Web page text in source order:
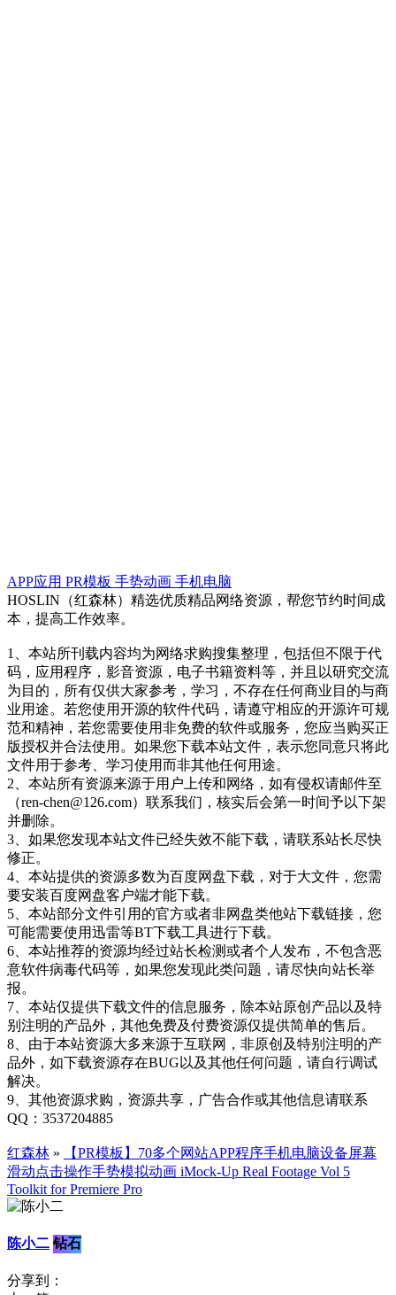
APP应用 PR模板 手势动画 手机电脑
HOSLIN（红森林）精选优质精品网络资源，帮您节约时间成
本，提高工作效率。
1、本站所刊载内容均为网络求购搜集整理，包括但不限于代
码，应用程序，影音资源，电子书籍资料等，并且以研究交流
为目的，所有仅供大家参考，学习，不存在任何商业目的与商
业用途。若您使用开源的软件代码，请遵守相应的开源许可规
范和精神，若您需要使用非免费的软件或服务，您应当购买正
版授权并合法使用。如果您下载本站文件，表示您同意只将此
文件用于参考、学习使用而非其他任何用途。
2、本站所有资源来源于用户上传和网络，如有侵权请邮件至
（ren-chen@126.com）联系我们，核实后会第一时间予以下架
并删除。
3、如果您发现本站文件已经失效不能下载，请联系站长尽快
修正。
4、本站提供的资源多数为百度网盘下载，对于大文件，您需
要安装百度网盘客户端才能下载。
5、本站部分文件引用的官方或者非网盘类他站下载链接，您
可能需要使用迅雷等BT下载工具进行下载。
6、本站推荐的资源均经过站长检测或者个人发布，不包含恶
意软件病毒代码等，如果您发现此类问题，请尽快向站长举
报。
7、本站仅提供下载文件的信息服务，除本站原创产品以及特
别注明的产品外，其他免费及付费资源仅提供简单的售后。
8、由于本站资源大多来源于互联网，非原创及特别注明的产
品外，如下载资源存在BUG以及其他任何问题，请自行调试
解决。
9、其他资源求购，资源共享，广告合作或其他信息请联系
QQ：3537204885
红森林 »
【PR模板】70多个网站APP程序手机电脑设备屏幕
滑动点击操作手势模拟动画 iMock-Up Real Footage Vol 5
Toolkit for Premiere Pro
陈小二 钻石
分享到：